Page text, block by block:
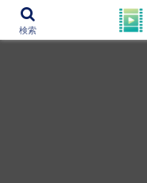
12000作品を紹介！
検索